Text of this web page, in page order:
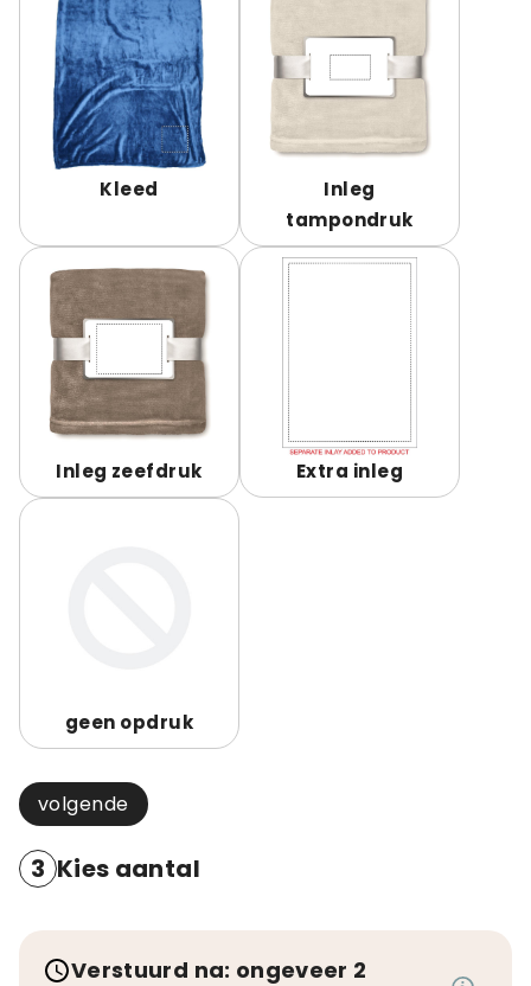
Kleed
Inleg
tampondruk
Inleg zeefdruk Extra inleg
geen opdruk
volgende
3 Kies aantal
Verstuurd na: ongeveer 2